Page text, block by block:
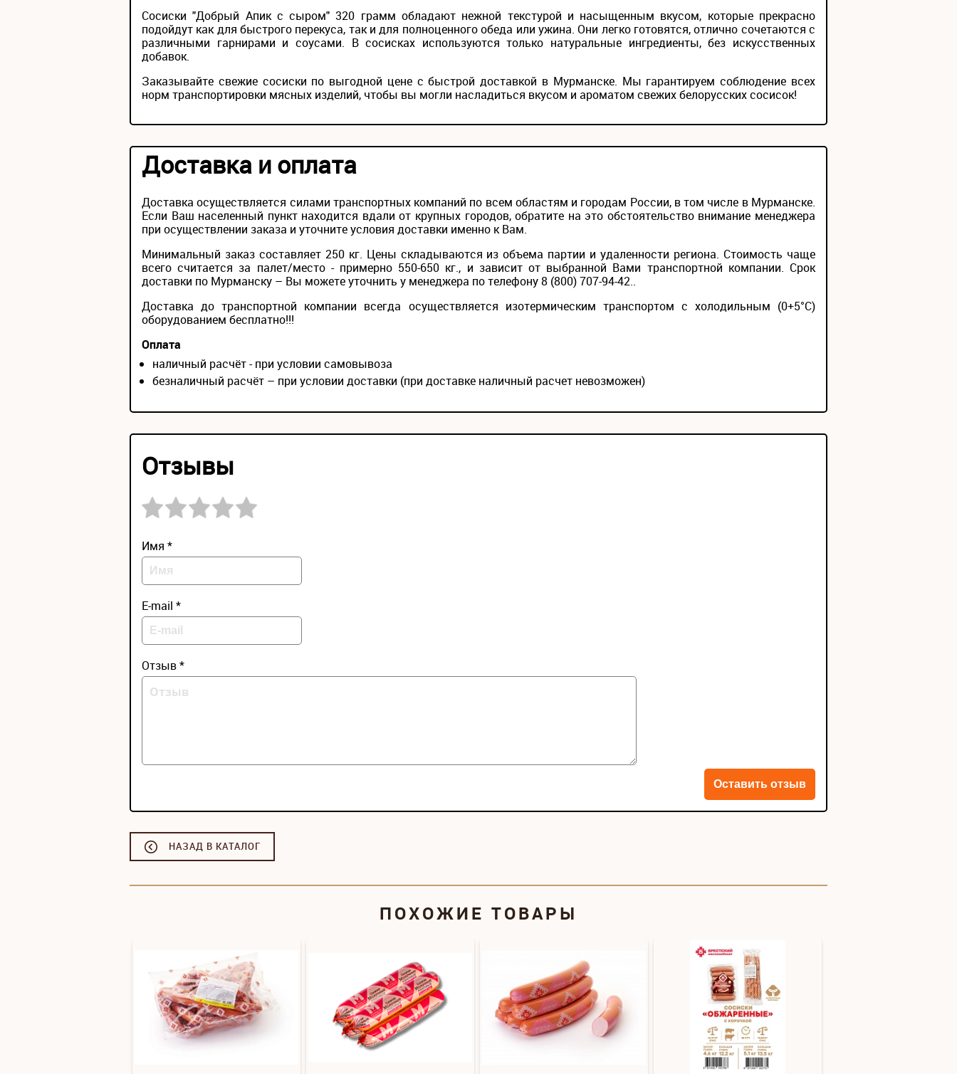
Сосиски "Добрый Апик с сыром" 320 грамм обладают нежной текстурой и насыщенным вкусом, которые прекрасно
подойдут как для быстрого перекуса, так и для полноценного обеда или ужина. Они легко готовятся, отлично сочетаются с
различными гарнирами и соусами. В сосисках используются только натуральные ингредиенты, без искусственных
добавок.
Заказывайте свежие сосиски по выгодной цене с быстрой доставкой в Мурманске. Мы гарантируем соблюдение всех
норм транспортировки мясных изделий, чтобы вы могли насладиться вкусом и ароматом свежих белорусских сосисок!
Доставка и оплата
Доставка осуществляется силами транспортных компаний по всем областям и городам России, в том числе в Мурманске.
Если Ваш населенный пункт находится вдали от крупных городов, обратите на это обстоятельство внимание менеджера
при осуществлении заказа и уточните условия доставки именно к Вам.
Минимальный заказ составляет 250 кг. Цены складываются из объема партии и удаленности региона. Стоимость чаще
всего считается за палет/место - примерно 550-650 кг., и зависит от выбранной Вами транспортной компании. Срок
доставки по Мурманску – Вы можете уточнить у менеджера по телефону 8 (800) 707-94-42..
Доставка до транспортной компании всегда осуществляется изотермическим транспортом с холодильным (0+5°С)
оборудованием бесплатно!!!
Оплата
наличный расчёт - при условии самовывоза
безналичный расчёт – при условии доставки (при доставке наличный расчет невозможен)
Отзывы
Имя *
E-mail *
Отзыв *
НАЗАД В КАТАЛОГ
ПОХОЖИЕ ТОВАРЫ